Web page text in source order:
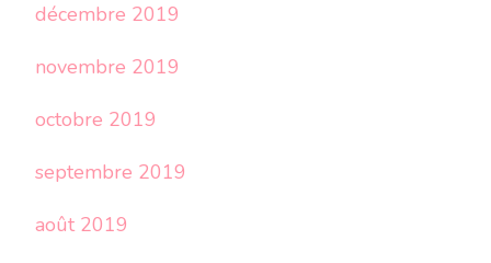
décembre 2019
novembre 2019
octobre 2019
septembre 2019
août 2019